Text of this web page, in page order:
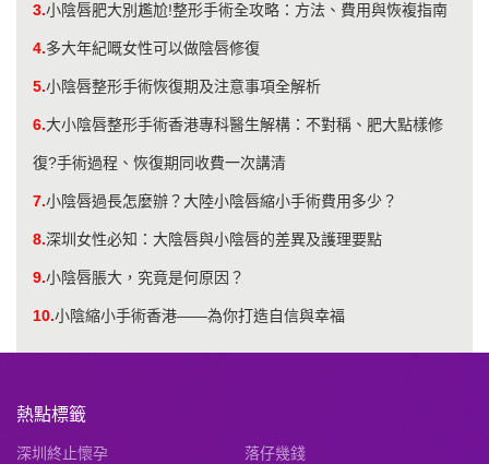
3.小陰唇肥大別尷尬!整形手術全攻略：方法、費用與恢複指南
4.多大年紀嘅女性可以做陰唇修復
5.小陰唇整形手術恢復期及注意事項全解析
6.大小陰唇整形手術香港專科醫生解構：不對稱、肥大點樣修
復?手術過程、恢復期同收費一次講清
7.小陰唇過長怎麼辦？大陸小陰唇縮小手術費用多少？
8.深圳女性必知：大陰唇與小陰唇的差異及護理要點
9.小陰唇脹大，究竟是何原因？
10.小陰縮小手術香港——為你打造自信與幸福
熱點標籤
深圳終止懷孕
落仔幾錢